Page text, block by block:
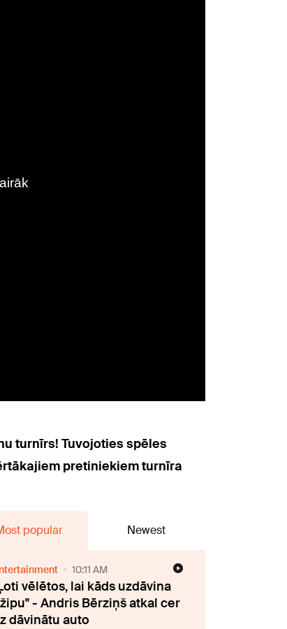
turnīrs! Tuvojoties spēles
pretiniekiem turnīra
popular Newest
10:11 AM
vēlētos, lai kāds uzdāvina
- Andris Bērziņš atkal cer
dāvinātu auto